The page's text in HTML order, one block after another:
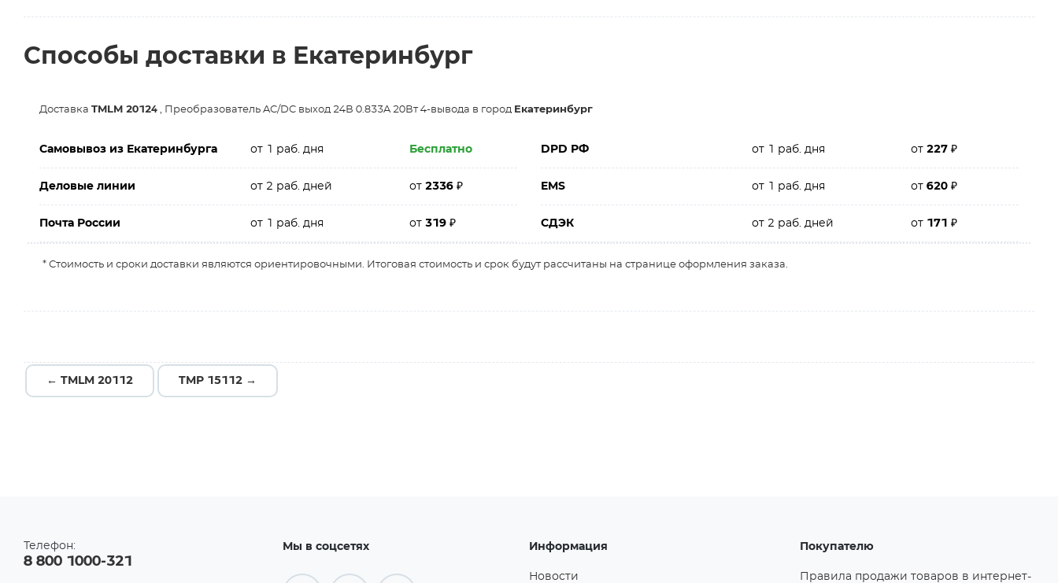
Способы доставки в Екатеринбург
Доставка TMLM 20124 , Преобразователь AC/DC выход 24В 0.833A 20Вт 4-вывода в город Екатеринбург
Самовывоз из Екатеринбурга от 1 раб. дня Бесплатно DPD РФ от 1 раб. дня от227₽
Деловые линии от 2 раб. дней от2336₽ EMS от 1 раб. дня от620₽
Почта России от 1 раб. дня от319₽ СДЭК от 2 раб. дней от 171₽
* Стоимость и сроки доставки являются ориентировочными. Итоговая стоимость и срок будут рассчитаны на странице оформления заказа.
← TMLM 20112 TMP 15112 →
Телефон:
8 800 1000-321
Мы в соцсетях Информация
Новости
Покупателю
Правила продажи товаров в интернет-